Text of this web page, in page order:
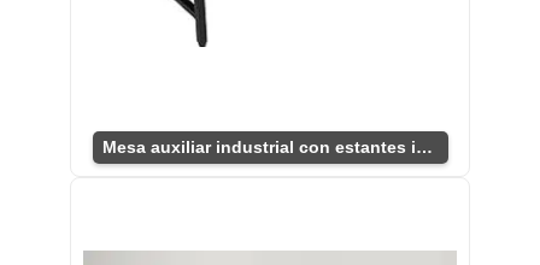
Mesa auxiliar industrial con estantes integrados